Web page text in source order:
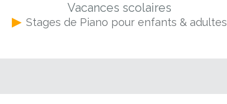
Vacances scolaires
▶ Stages de Piano pour enfants & adultes